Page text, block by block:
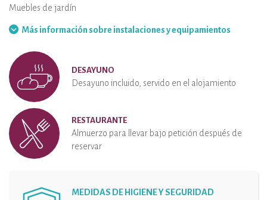
Muebles de jardín
Más información sobre instalaciones y equipamientos
DESAYUNO
Desayuno incluido, servido en el alojamiento
RESTAURANTE
Almuerzo para llevar bajo petición después de
reservar
MEDIDAS DE HIGIENE Y SEGURIDAD